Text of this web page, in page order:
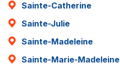
Sainte-Catherine
Sainte-Julie
Sainte-Madeleine
Sainte-Marie-Madeleine